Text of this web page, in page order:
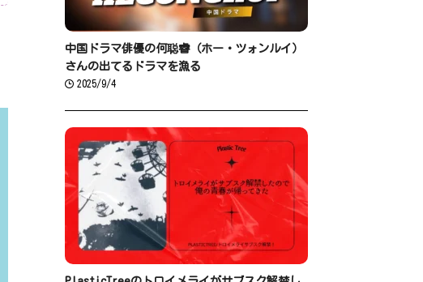
中国ドラマ俳優の何聪睿（ホー・ツォンルイ）
さんの出てるドラマを漁る
2025/9/4